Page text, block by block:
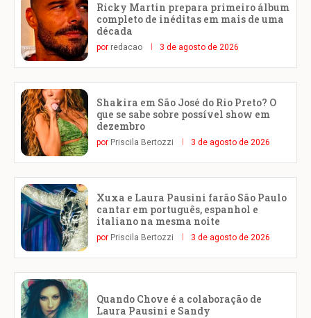
Ricky Martin prepara primeiro álbum
completo de inéditas em mais de uma
década
por redacao 3 de agosto de 2026
Shakira em São José do Rio Preto? O
que se sabe sobre possível show em
dezembro
por Priscila Bertozzi 3 de agosto de 2026
Xuxa e Laura Pausini farão São Paulo
cantar em português, espanhol e
italiano na mesma noite
por Priscila Bertozzi 3 de agosto de 2026
Quando Chove é a colaboração de
Laura Pausini e Sandy